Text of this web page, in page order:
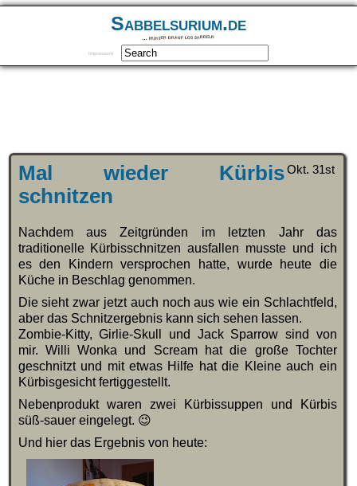
Sabbelsurium.de
… munter drauf los sabbeln
Impressum
Okt. 31st
Mal wieder Kürbis
schnitzen
Nachdem aus Zeitgründen im letzten Jahr das
traditionelle Kürbisschnitzen ausfallen musste und ich
es den Kindern versprochen hatte, wurde heute die
Küche in Beschlag genommen.
Die sieht zwar jetzt auch noch aus wie ein Schlachtfeld,
aber das Schnitzergebnis kann sich sehen lassen.
Zombie-Kitty, Girlie-Skull und Jack Sparrow sind von
mir. Willi Wonka und Scream hat die große Tochter
geschnitzt und mit etwas Hilfe hat die Kleine auch ein
Kürbisgesicht fertiggestellt.
Nebenprodukt waren zwei Kürbissuppen und Kürbis
süß-sauer eingelegt. 😉
Und hier das Ergebnis von heute: